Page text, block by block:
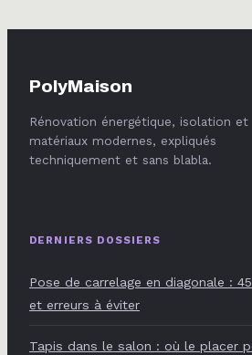
PolyMaison
Rénovation énergétique, isolation et
matériaux modernes, expliqués
techniquement et sans blabla.
DERNIERS DOSSIERS
Pose de carrelage en diagonale :
et erreurs à éviter
Tapis dans le salon : où le placer